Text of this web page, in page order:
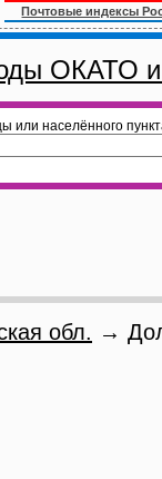
Почтовые индексы
ОКАТО
или населённого
обл. →